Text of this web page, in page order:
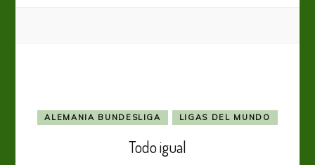
ALEMANIA BUNDESLIGA LIGAS DEL MUNDO
Todo igual